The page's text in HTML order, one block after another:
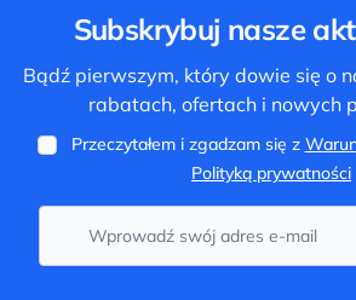
Subskrybuj nasze
Bądź pierwszym, który dowie się o
rabatach, ofertach i nowych
Przeczytałem i zgadzam się z
Polityką prywatności